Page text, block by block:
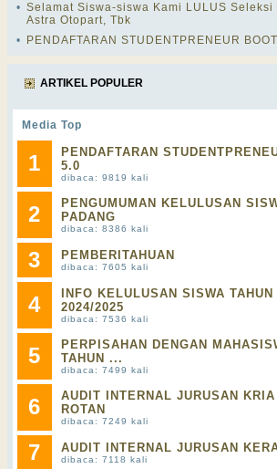
• Selamat Siswa-siswa Kami LULUS Seleksi
Astra Otopart, Tbk
•
PENDAFTARAN STUDENTPRENEUR
ARTIKEL POPULER
Media Top
1
PENDAFTARAN
5.0
dibaca: 9819 kali
2
PENGUMUMAN KELULUSAN
PADANG
dibaca: 8386 kali
3 PEMBERITAHUAN
dibaca: 7605 kali
4
INFO KELULUSAN SISWA TAHUN
2024/2025
dibaca: 7536 kali
5
PERPISAHAN DENGAN
TAHUN ...
dibaca: 7499 kali
6
AUDIT INTERNAL JURUSAN KRIA
ROTAN
dibaca: 7249 kali
7 AUDIT INTERNAL JURUSAN
dibaca: 7118 kali